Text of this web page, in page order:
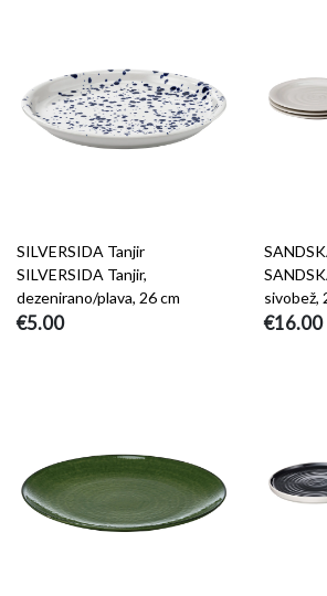
SILVERSIDA Tanjir
SILVERSIDA Tanjir,
dezenirano/plava, 26 cm
€5.00
sivobež,
€16.00